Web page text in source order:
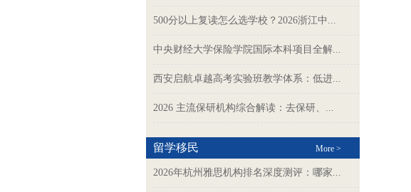
500分以上复读怎么选学校？2026浙江中...
中央财经大学保险学院国际本科项目全解...
西安启航卓越高考实验班教学体系：低进...
2026 主流保研机构综合解读：去保研、...
留学移民 More >
2026年杭州雅思机构排名深度测评：哪家...